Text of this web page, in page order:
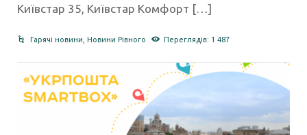
Київстар 35, Київстар Комфорт […]
Гарячі новини ,Новини Рівного Переглядів: 1 487